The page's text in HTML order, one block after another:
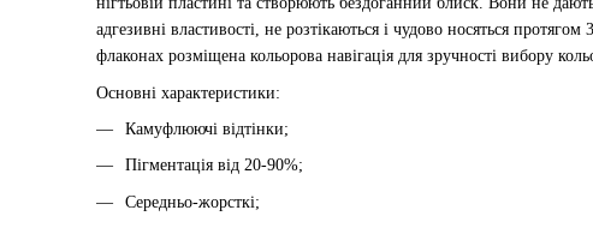
адгезивні властивості, не розтікаються і чудово носяться
флаконах розміщена кольорова навігація для зручності вибору
Основні характеристики:
Камуфлюючі відтінки;
Пігментація від 20-90%;
Середньо-жорсткі;